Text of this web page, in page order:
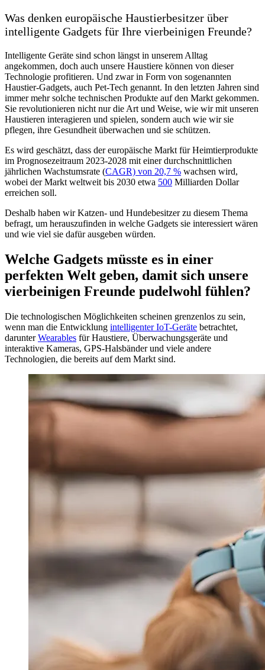
Was denken europäische Haustierbesitzer über
intelligente Gadgets für Ihre vierbeinigen Freunde?
Intelligente Geräte sind schon längst in unserem Alltag
angekommen, doch auch unsere Haustiere können von dieser
Technologie profitieren. Und zwar in Form von sogenannten
Haustier-Gadgets, auch Pet-Tech genannt. In den letzten Jahren sind
immer mehr solche technischen Produkte auf den Markt gekommen.
Sie revolutionieren nicht nur die Art und Weise, wie wir mit unseren
Haustieren interagieren und spielen, sondern auch wie wir sie
pflegen, ihre Gesundheit überwachen und sie schützen.
Es wird geschätzt, dass der europäische Markt für Heimtierprodukte
im Prognosezeitraum 2023-2028 mit einer durchschnittlichen
jährlichen Wachstumsrate (CAGR) von 20,7 % wachsen wird,
wobei der Markt weltweit bis 2030 etwa 500 Milliarden Dollar
erreichen soll.
Deshalb haben wir Katzen- und Hundebesitzer zu diesem Thema
befragt, um herauszufinden in welche Gadgets sie interessiert wären
und wie viel sie dafür ausgeben würden.
Welche Gadgets müsste es in einer
perfekten Welt geben, damit sich unsere
vierbeinigen Freunde pudelwohl fühlen?
Die technologischen Möglichkeiten scheinen grenzenlos zu sein,
wenn man die Entwicklung intelligenter IoT-Geräte betrachtet,
darunterWearables für Haustiere, Überwachungsgeräte und
interaktive Kameras, GPS-Halsbänder und viele andere
Technologien, die bereits auf dem Markt sind.